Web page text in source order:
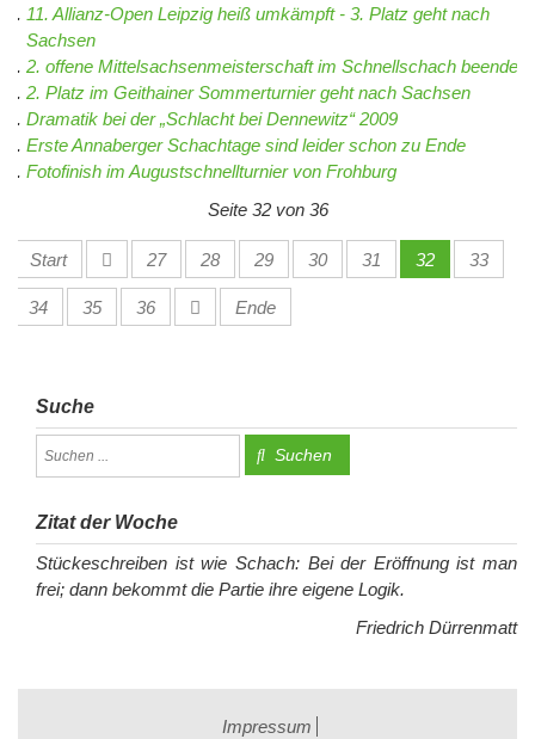
11. Allianz-Open Leipzig heiß umkämpft - 3. Platz geht nach
Sachsen
2. offene Mittelsachsenmeisterschaft im Schnellschach beendet
2. Platz im Geithainer Sommerturnier geht nach Sachsen
Dramatik bei der „Schlacht bei Dennewitz“ 2009
Erste Annaberger Schachtage sind leider schon zu Ende
Fotofinish im Augustschnellturnier von Frohburg
Seite 32 von 36
Start 27 28 29 30 31 32 33
34 35 36 Ende
Suche
Suchen
Zitat der Woche
Stückeschreiben ist wie Schach: Bei der Eröffnung ist man
frei; dann bekommt die Partie ihre eigene Logik.
Friedrich Dürrenmatt
Impressum